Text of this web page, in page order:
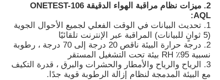
جولة في المعمل
ضبط الجودة
اتصل بنا
2. ميزات نظام مراقبة الهواء الدقيقة ONETEST-106
AQL:
1. تحديث البيانات في الوقت الفعلي لجميع الأحوال الجوية
(5 ثوانٍ للبيانات) المراقبة عبر الإنترنت تلقائيًا
2. درجة حرارة البيئة ناقص 20 درجة إلى 70 درجة ، رطوبة
نسبية 95٪ RH بيئة تحت التشغيل المستقر
3. الرياح والرياح والأمطار والحشرات والبرق ، قدرة التكيف
مع البيئة المدمجة لنظام إزالة الرطوبة قوية جدًا.